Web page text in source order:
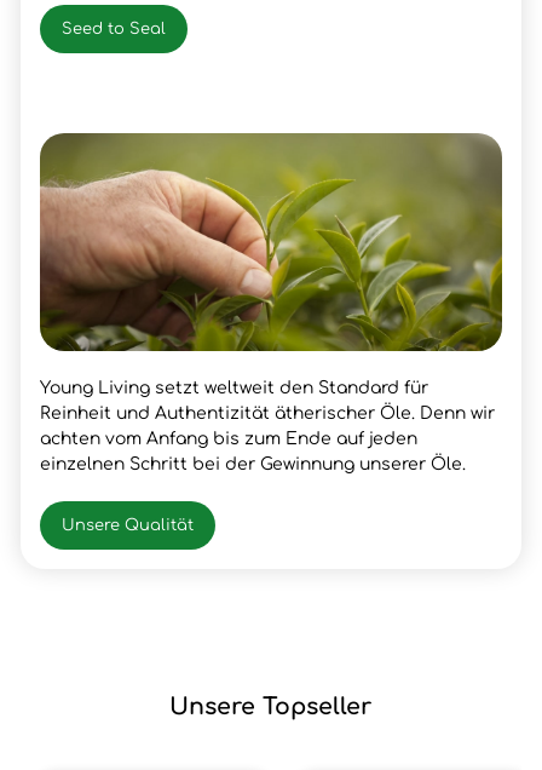
Seed to Seal
Young Living setzt weltweit den Standard für
Reinheit und Authentizität ätherischer Öle. Denn wir
achten vom Anfang bis zum Ende auf jeden
einzelnen Schritt bei der Gewinnung unserer Öle.
Unsere Qualität
Unsere Topseller